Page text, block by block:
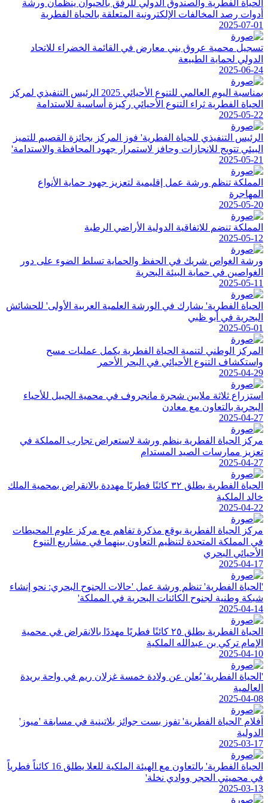
الحياة الفطرية والصندوق الدولي للرفق بالحيوان ينظمان ورشة
أدوات رصد المخالفات الإلكترونية المتعلقة بالحياة الفطرية
2025-07-01
تسجيل محمية عروق بني معارض في القائمة الخضراء للاتحاد
الدولي لحماية الطبيعة
2025-06-24
بمناسبة اليوم العالمي للتنوع الأحيائي 2025 الرئيس التنفيذي لمركز
الحياة الفطرية ثراء التنوع الأحيائي ركيزة أساسية للاستدامة
2025-05-22
الرئيس التنفيذي للحياة الفطرية' فوز المركز بجائزة القصيم للتميز
البيئي تتويج للانجازات وحافز لاستمرار جهود المحافظة والاستدامة'
2025-05-21
المملكة تنظم ورشة عمل إقليمية لتعزيز جهود حماية الأنواع
المهاجرة
2025-05-20
المملكة تنضم للاتفاقية الدولية الأراضي الرطبة
2025-05-12
ورشة الغواص شريك في الحفظ والحماية تسلط الضوء على دور
الغواصين في حماية البيئة البحرية
2025-05-11
الحياة الفطرية' يشارك في الورشة العلمية العربية الأولى' للحشائش
البحرية في أبو ظبي
2025-05-01
المركز الوطني لتنمية الحياة الفطرية يكمل عمليات مسح
واستكشاف التنوع الأحيائي في البحر الأحمر
2025-04-29
استزراع ثلاثة ملايين شجرة مانجروف في محمية الجبيل للأحياء
البحرية بالتعاون مع معادن
2025-04-27
مركز الحياة الفطرية ينظم ورشة لاستعراض تجارب المملكة في
تعزيز ممارسات الصيد المستدام
2025-04-27
الحياة الفطرية يطلق ٣٢ كائنًا فطريًا مهددة بالانقراض بمحمية الملك
خالد الملكية
2025-04-22
مركز الحياة الفطرية يوقع مذكرة تفاهم مع مركز علوم المحيطات
في المملكة المتحدة لتنظيم التعاون بينهما في مشاريع التنوع
الأحيائي البحري
2025-04-17
'الحياة الفطرية' تنظم ورشة عمل 'حالات الجنوح البحري: نحو إنشاء
شبكة وطنية لجنوح الكائنات البحرية في المملكة'
2025-04-14
الحياة الفطرية يطلق ٢٥ كائنًا فطريًا مهددًا بالانقراض في محمية
الإمام تركي بن عبدالله الملكية
2025-04-10
'الحياة الفطرية' يُعلن عن ولادة خمسة غزلان ريم في واحة بريدة
العالمية
2025-04-08
أفلام 'الحياة الفطرية' تفوز بست جوائز بلاتينية في مسابقة 'ميوز'
الدولية
2025-03-17
الحياة الفطرية' بالتعاون مع الهيئة الملكية للعلا يطلق 16 كائناً فطرياً
في محميتي الحجر ووادي نخلة'
2025-03-13